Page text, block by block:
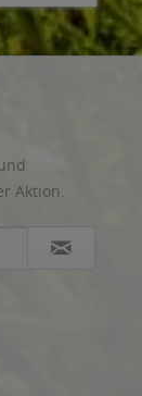
Aktion.